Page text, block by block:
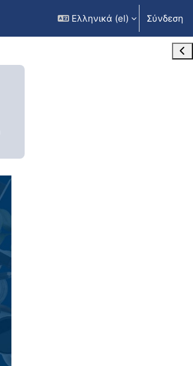
Ελληνικά ‎(el)‎ Σύνδεση